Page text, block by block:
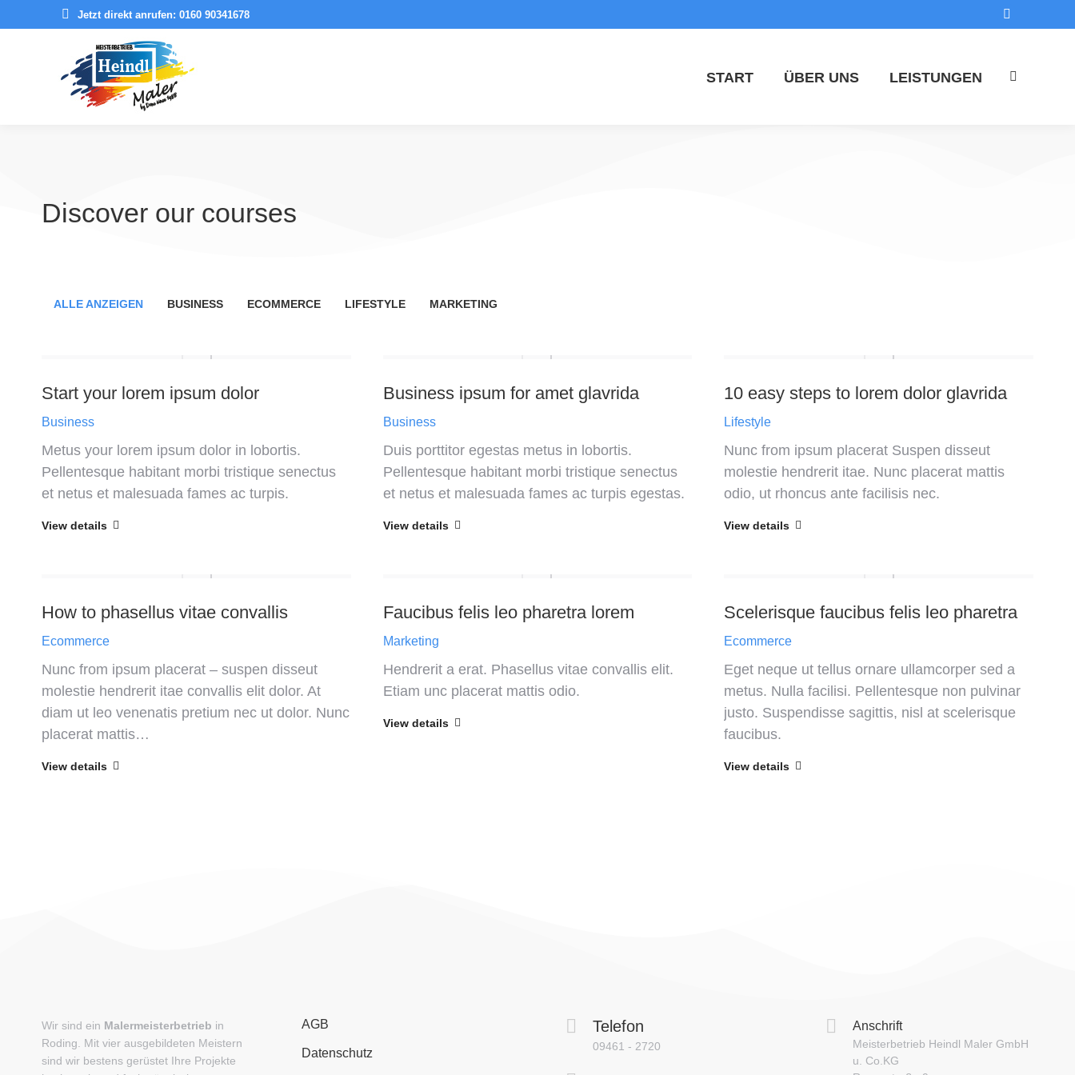
Jetzt direkt anrufen: 0160 90341678
START ÜBER UNS LEISTUNGEN
Discover our courses
ALLE ANZEIGEN BUSINESS ECOMMERCE LIFESTYLE MARKETING
Start your lorem ipsum dolor
Business
Metus your lorem ipsum dolor in lobortis.
Pellentesque habitant morbi tristique senectus
et netus et malesuada fames ac turpis.
View details
Business ipsum for amet glavrida
Business
Duis porttitor egestas metus in lobortis.
Pellentesque habitant morbi tristique senectus
et netus et malesuada fames ac turpis egestas.
View details
10 easy steps to lorem dolor glavrida
Lifestyle
Nunc from ipsum placerat Suspen disseut
molestie hendrerit itae. Nunc placerat mattis
odio, ut rhoncus ante facilisis nec.
View details
How to phasellus vitae convallis
Ecommerce
Nunc from ipsum placerat – suspen disseut
molestie hendrerit itae convallis elit dolor. At
diam ut leo venenatis pretium nec ut dolor. Nunc
placerat mattis…
View details
Faucibus felis leo pharetra lorem
Marketing
Hendrerit a erat. Phasellus vitae convallis elit.
Etiam unc placerat mattis odio.
View details
Scelerisque faucibus felis leo pharetra
Ecommerce
Eget neque ut tellus ornare ullamcorper sed a
metus. Nulla facilisi. Pellentesque non pulvinar
justo. Suspendisse sagittis, nisl at scelerisque
faucibus.
View details
Wir sind ein Malermeisterbetrieb in
Roding. Mit vier ausgebildeten Meistern
sind wir bestens gerüstet Ihre Projekte
AGB
Datenschutz
Telefon
09461 - 2720
Anschrift
Meisterbetrieb Heindl Maler GmbH
u. Co.KG